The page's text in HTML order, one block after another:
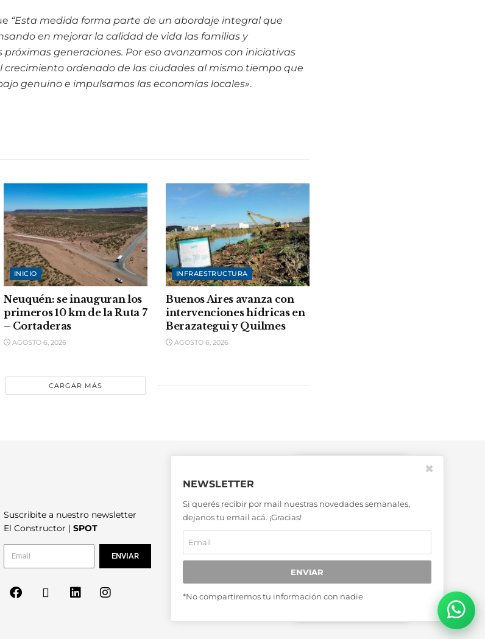
“Esta medida forma parte de un abordaje integral que
en mejorar la calidad de vida las familias y
generaciones. Por eso avanzamos con iniciativas
ordenado de las ciudades al mismo tiempo que
genuino e impulsamos las economías locales».
INICIO
Neuquén: se inauguran los
primeros 10 km de la Ruta 7
– Cortaderas
AGOSTO 6, 2026
INFRAESTRUCTURA
Buenos Aires avanza con
intervenciones hídricas en
Berazategui y Quilmes
AGOSTO 6, 2026
CARGAR MÁS
Suscribite a nuestro newsletter
El Constructor | SPOT
ENVIAR
NEWSLETTER
Si querés recibir por mail nuestras novedades semanales,
dejanos tu email acá. ¡Gracias!
ENVIAR
*No compartiremos tu información con nadie
✖